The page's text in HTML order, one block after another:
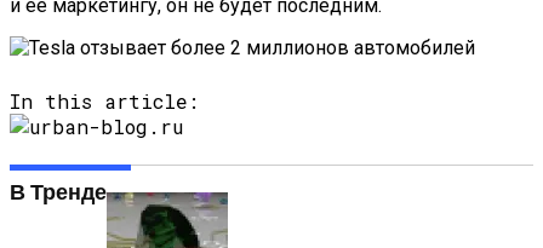
и ее маркетингу, он не будет последним.
In this article:
В Тренде